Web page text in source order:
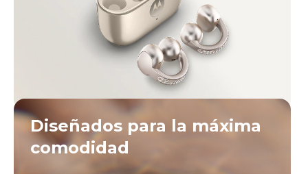
Diseñados para la máxima
comodidad